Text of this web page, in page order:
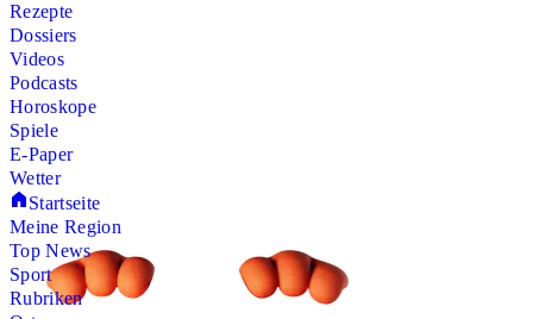
Rezepte
Dossiers
Videos
Podcasts
Horoskope
Spiele
E-Paper
Wetter
Startseite
Meine Region
Top News
Sport
Rubriken